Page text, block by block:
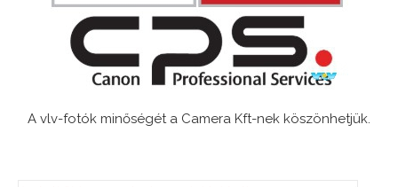
A vlv-fotók minőségét a Camera Kft-nek köszönhetjük.